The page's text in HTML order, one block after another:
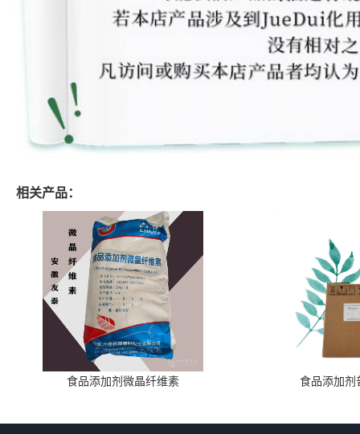
相关产品：
食品添加剂微晶纤维素 食品添加剂